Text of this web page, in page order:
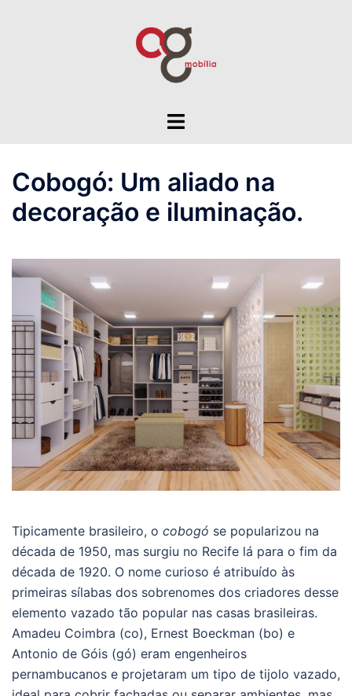
Toggle
Cobogó: Um aliado na
decoração e iluminação.
Tipicamente brasileiro, o cobogó se popularizou na
década de 1950, mas surgiu no Recife lá para o fim da
década de 1920. O nome curioso é atribuído às
primeiras sílabas dos sobrenomes dos criadores desse
elemento vazado tão popular nas casas brasileiras.
Amadeu Coimbra (co), Ernest Boeckman (bo) e
Antonio de Góis (gó) eram engenheiros
pernambucanos e projetaram um tipo de tijolo vazado,